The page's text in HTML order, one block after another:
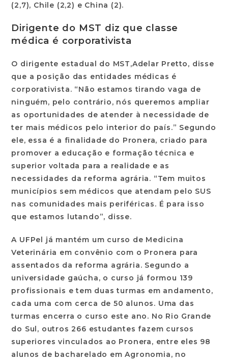
(2,7), Chile (2,2) e China (2).
Dirigente do MST diz que classe
médica é corporativista
O dirigente estadual do MST,Adelar Pretto, disse
que a posição das entidades médicas é
corporativista. “Não estamos tirando vaga de
ninguém, pelo contrário, nós queremos ampliar
as oportunidades de atender à necessidade de
ter mais médicos pelo interior do país.” Segundo
ele, essa é a finalidade do Pronera, criado para
promover a educação e formação técnica e
superior voltada para a realidade e as
necessidades da reforma agrária. “Tem muitos
municípios sem médicos que atendam pelo SUS
nas comunidades mais periféricas. É para isso
que estamos lutando”, disse.
A UFPel já mantém um curso de Medicina
Veterinária em convênio com o Pronera para
assentados da reforma agrária. Segundo a
universidade gaúcha, o curso já formou 139
profissionais e tem duas turmas em andamento,
cada uma com cerca de 50 alunos. Uma das
turmas encerra o curso este ano. No Rio Grande
do Sul, outros 266 estudantes fazem cursos
superiores vinculados ao Pronera, entre eles 98
alunos de bacharelado em Agronomia, no